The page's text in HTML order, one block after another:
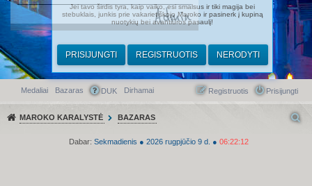
Admin
Greitasis meniu
Medaliai Bazaras DUK Dirhamai Prisijungti
Registruotis
MAROKO KARALYSTĖ BAZARAS
Dabar: Sekmadienis ● 2026 rugpjūčio 9 d. ● 06:22:12
Jei tavo širdis tyra, kaip vaiko, esi smalsus ir tiki magija bei
stebuklais, junkis prie vakarietiškojo Maroko ir pasinerk į kupiną
nuotykių bei avantiūros pasaulį!
PRISIJUNGTI REGISTRUOTIS NERODYTI